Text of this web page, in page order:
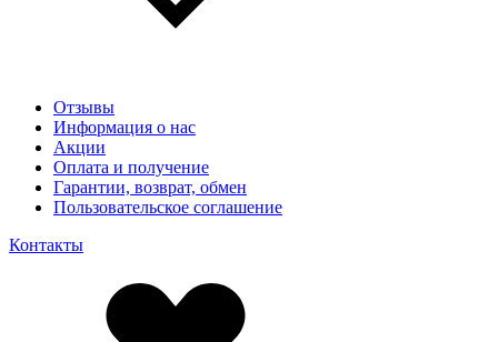
Отзывы
Информация о нас
Акции
Оплата и получение
Гарантии, возврат, обмен
Пользовательское соглашение
Контакты